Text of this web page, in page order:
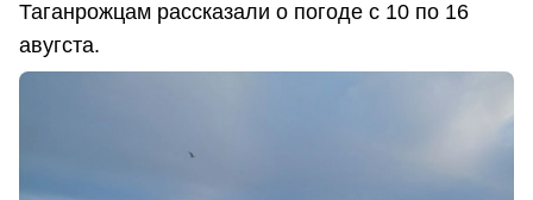
Таганрожцам рассказали о погоде с 10 по 16
авугста.